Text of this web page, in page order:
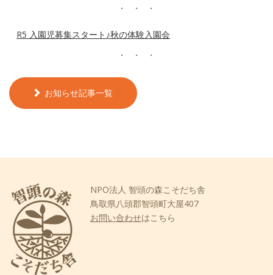
R5 入園児募集スタート♪秋の体験入園会
お知らせ記事一覧
NPO法人 智頭の森こそだち舎
鳥取県八頭郡智頭町大屋407
お問い合わせはこちら